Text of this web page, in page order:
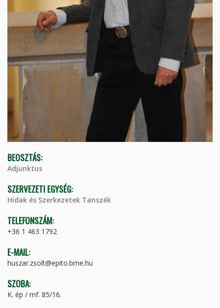
BEOSZTÁS:
Adjunktus
SZERVEZETI EGYSÉG:
Hidak és Szerkezetek Tanszék
TELEFONSZÁM:
+36 1 463 1792
E-MAIL:
huszar.zsolt@epito.bme.hu
SZOBA:
K. ép / mf. 85/16.